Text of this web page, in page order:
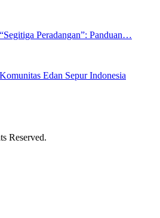
Peradangan”: Panduan…
Edan Sepur Indonesia
Reserved.